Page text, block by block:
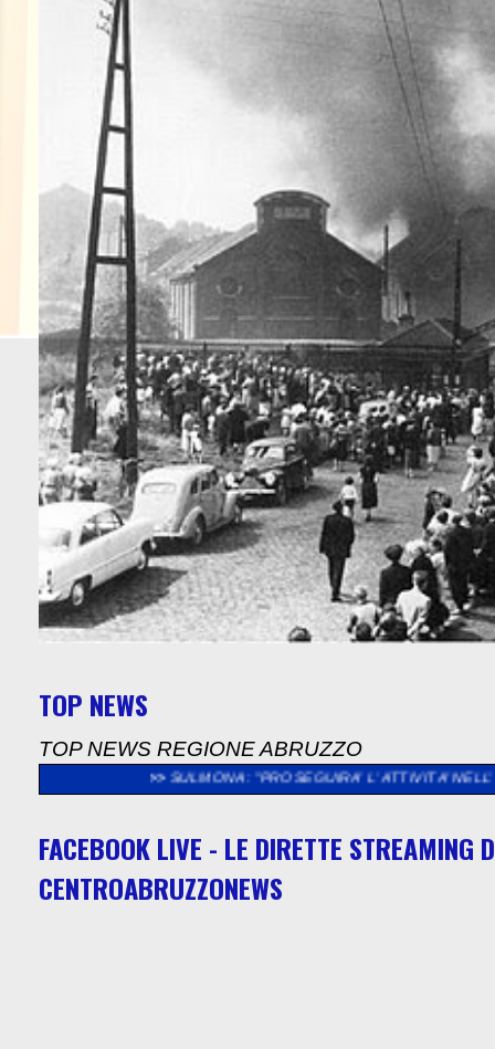
TOP NEWS
TOP NEWS REGIONE ABRUZZO
SULMONA: "PROSEGUIRA’ L’ ATTIVITA’ NELL’ ISTITUTO
FACEBOOK LIVE - LE DIRETTE STREAMING
CENTROABRUZZONEWS